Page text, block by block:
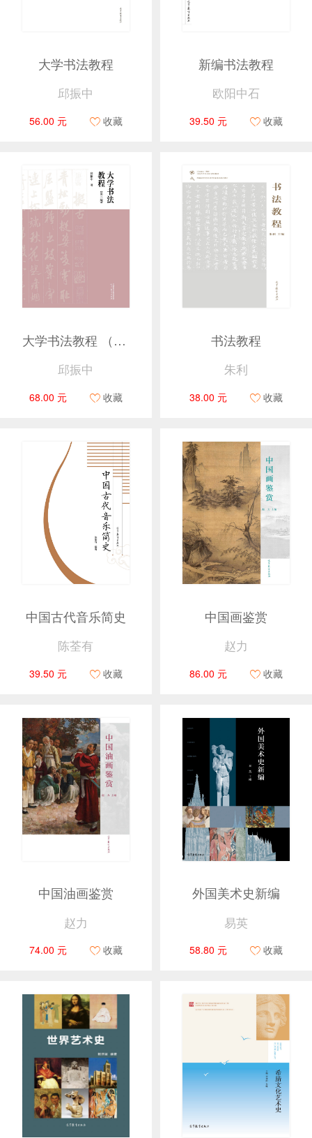
大学书法教程
邱振中
56.00 元 收藏
新编书法教程
欧阳中石
39.50 元 收藏
大学书法教程 （第二版）
邱振中
68.00 元 收藏
书法教程
朱利
38.00 元 收藏
中国古代音乐简史
陈荃有
39.50 元 收藏
中国画鉴赏
赵力
86.00 元 收藏
中国油画鉴赏
赵力
74.00 元 收藏
外国美术史新编
易英
58.80 元 收藏